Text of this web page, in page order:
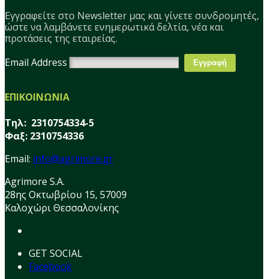
Εγγραφείτε στο Νewsletter μας και γίνετε συνδρομητές,
ώστε να λαμβάνετε ενημερωτικά δελτία, νέα και
προτάσεις της εταιρείας.
Email Address
ΕΠΙΚΟΙΝΩΝΙΑ
Τηλ: 2310754334-5
Φαξ: 2310754336
Email: info@agrimore.gr
Agrimore S.A.
28ης Οκτωβρίου 15, 57009
Καλοχώρι Θεσσαλονίκης
GET SOCIAL
Facebook